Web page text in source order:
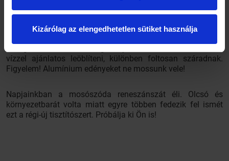
Kizárólag az elengedhetetlen sütiket használja
Mosogatáskor 5 liter forró vízben oldjunk fel egy evõkanál
vízzel ajánlatos leöblíteni, különben foltosan száradnak.
Figyelem! Alumínium edényeket ne mossunk vele!
Napjainkban a mosószóda reneszánszát éli. Olcsó és
környezetbarát volta miatt egyre többen fedezik fel ismét
ezt a régi-új tisztítószert. Próbálja ki Ön is!